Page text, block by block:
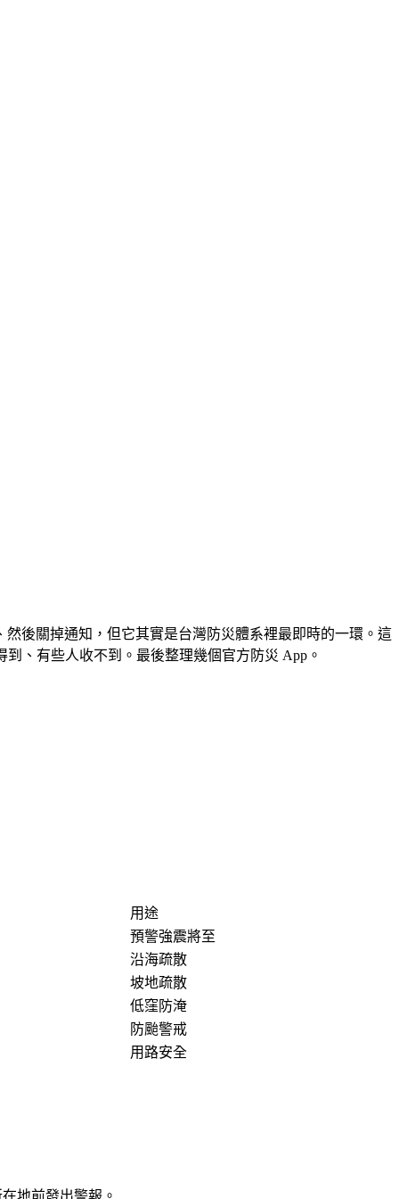
後關掉通知，但它其實是台灣防災體系裡最即時的一環。這
、有些人收不到。最後整理幾個官方防災 App。
用途
預警強震將至
沿海疏散
坡地疏散
低窪防淹
防颱警戒
用路安全
地前發出警報。